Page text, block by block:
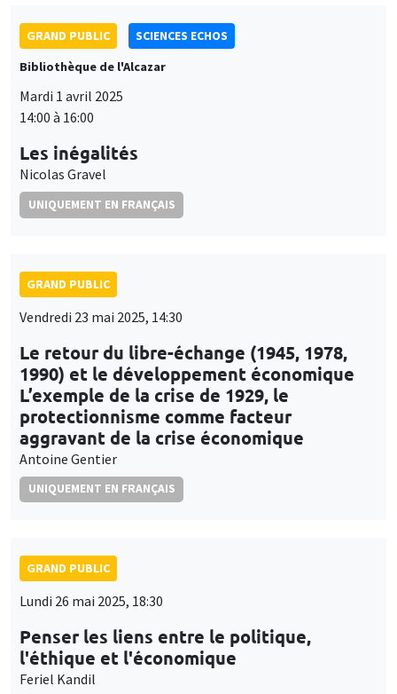
GRAND PUBLIC
SCIENCES ECHOS
Bibliothèque de l'Alcazar
Mardi 1 avril 2025
14:00 à 16:00
Les inégalités
Nicolas Gravel
UNIQUEMENT EN FRANÇAIS
GRAND PUBLIC
Vendredi 23 mai 2025, 14:30
Le retour du libre-échange (1945, 1978,
1990) et le développement économique
L’exemple de la crise de 1929, le
protectionnisme comme facteur
aggravant de la crise économique
Antoine Gentier
UNIQUEMENT EN FRANÇAIS
GRAND PUBLIC
Lundi 26 mai 2025, 18:30
Penser les liens entre le politique,
l'éthique et l'économique
Feriel Kandil